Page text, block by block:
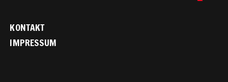
KONTAKT
IMPRESSUM